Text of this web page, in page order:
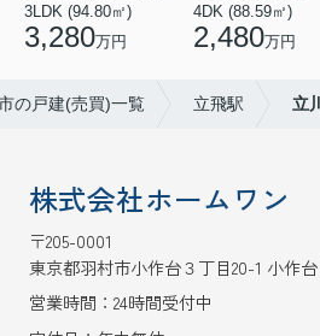
3LDK (94.80㎡)
3,280万円
4DK (88.59㎡)
2,480万円
の戸建(売買)一覧 立飛駅 立
株式会社ホームワン
〒205-0001
東京都羽村市小作台３丁目20-1 小作
営業時間：24時間受付中